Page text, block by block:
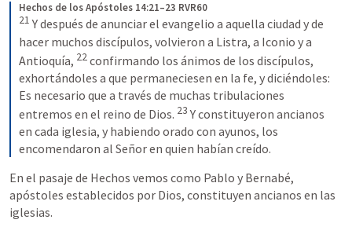
Hechos de los Apóstoles 14:21–23 RVR60
21 Y después de anunciar el evangelio a aquella ciudad y de
hacer muchos discípulos, volvieron a Listra, a Iconio y a
Antioquía, 22 confirmando los ánimos de los discípulos,
exhortándoles a que permaneciesen en la fe, y diciéndoles:
Es necesario que a través de muchas tribulaciones
entremos en el reino de Dios. 23 Y constituyeron ancianos
en cada iglesia, y habiendo orado con ayunos, los
encomendaron al Señor en quien habían creído.
En el pasaje de Hechos vemos como Pablo y Bernabé,
apóstoles establecidos por Dios, constituyen ancianos en las
iglesias.